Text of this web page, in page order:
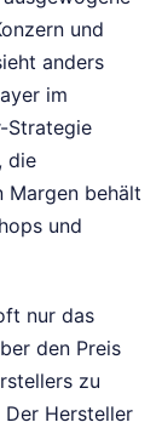
und
anders
im
Strategie
die
Margen behält
und
nur das
den Preis
zu
Der Hersteller